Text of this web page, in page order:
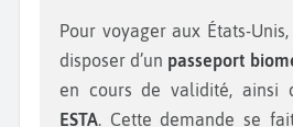
Pour voyager aux États-Unis, il est indispensable de
disposer d’un passeport
en cours de validité, ainsi
ESTA . Cette demande se